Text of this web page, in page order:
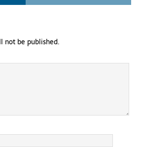
not be published.